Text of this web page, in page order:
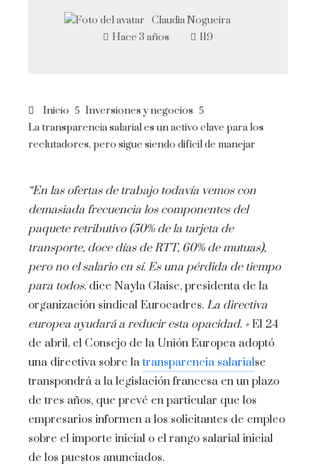
Claudia Nogueira
Hace 3 años
119
Inicio
Inversiones y negocios
La transparencia salarial es un activo clave para los
reclutadores, pero sigue siendo difícil de manejar
“En las ofertas de trabajo todavía vemos con
demasiada frecuencia los componentes del
paquete retributivo (50% de la tarjeta de
transporte, doce días de RTT, 60% de mutuas),
pero no el salario en sí. Es una pérdida de tiempo
para todos. dice Nayla Glaise, presidenta de la
organización sindical Eurocadres. La directiva
europea ayudará a reducir esta opacidad. » El 24
de abril, el Consejo de la Unión Europea adoptó
una directiva sobre la transparencia salarialse
transpondrá a la legislación francesa en un plazo
de tres años, que prevé en particular que los
empresarios informen a los solicitantes de empleo
sobre el importe inicial o el rango salarial inicial
de los puestos anunciados.